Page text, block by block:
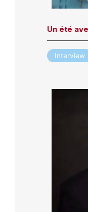
Un été
Interview